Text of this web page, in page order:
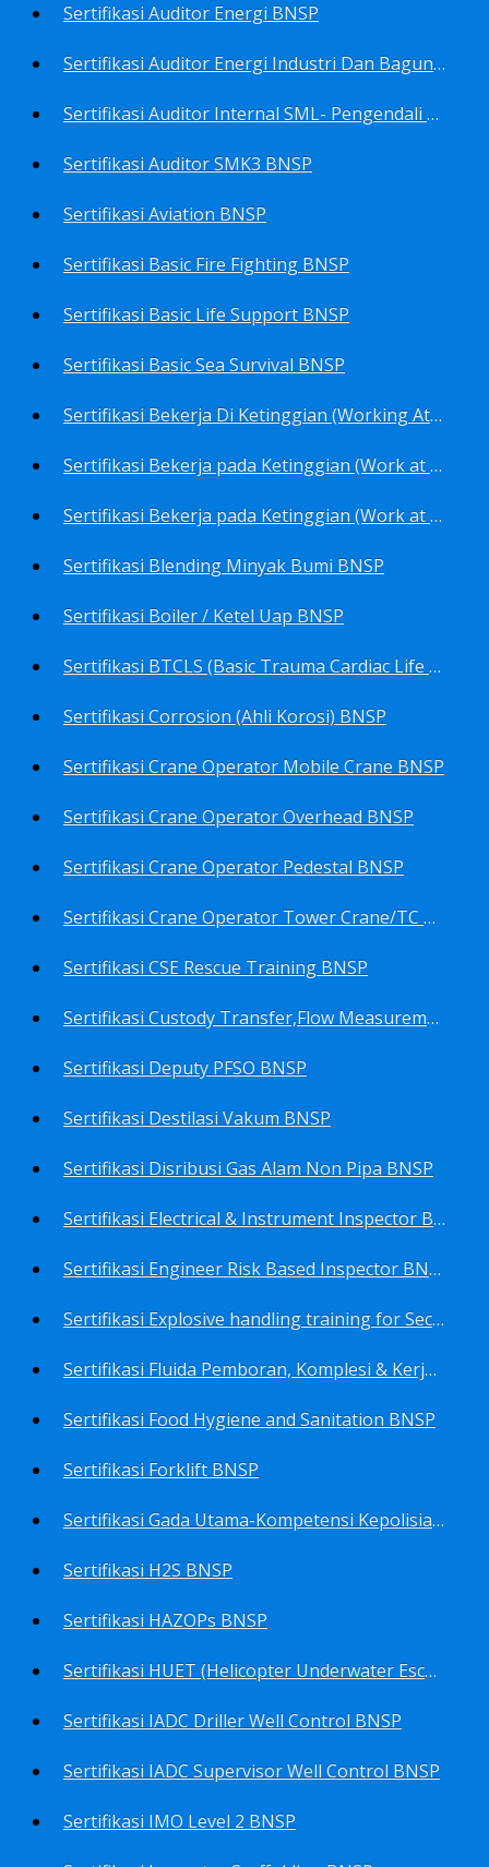
Sertifikasi Auditor Energi BNSP
Sertifikasi Auditor Energi Industri Dan Bagunan Gedung BNSP
Sertifikasi Auditor Internal SML- Pengendali Dan Penerapan SML- Perencana SML- Manajer SML- Pengendali Dokumen SML BNSP
Sertifikasi Auditor SMK3 BNSP
Sertifikasi Aviation BNSP
Sertifikasi Basic Fire Fighting BNSP
Sertifikasi Basic Life Support BNSP
Sertifikasi Basic Sea Survival BNSP
Sertifikasi Bekerja Di Ketinggian (Working At Height) BNSP
Sertifikasi Bekerja pada Ketinggian (Work at Height)-Competency person (TKPK-TK3) BNSP
Sertifikasi Bekerja pada Ketinggian (Work at Height)-Pekerja/Standby Person (TKBT-TK2) BNSP
Sertifikasi Blending Minyak Bumi BNSP
Sertifikasi Boiler / Ketel Uap BNSP
Sertifikasi BTCLS (Basic Trauma Cardiac Life Support) BNSP
Sertifikasi Corrosion (Ahli Korosi) BNSP
Sertifikasi Crane Operator Mobile Crane BNSP
Sertifikasi Crane Operator Overhead BNSP
Sertifikasi Crane Operator Pedestal BNSP
Sertifikasi Crane Operator Tower Crane/TC BNSP
Sertifikasi CSE Rescue Training BNSP
Sertifikasi Custody Transfer,Flow Measurement&Flow Meter (Harga Khusus) BNSP
Sertifikasi Deputy PFSO BNSP
Sertifikasi Destilasi Vakum BNSP
Sertifikasi Disribusi Gas Alam Non Pipa BNSP
Sertifikasi Electrical & Instrument Inspector BNSP
Sertifikasi Engineer Risk Based Inspector BNSP
Sertifikasi Explosive handling training for Security staffs BNSP
Sertifikasi Fluida Pemboran, Komplesi & Kerja Ulang Sumur BNSP
Sertifikasi Food Hygiene and Sanitation BNSP
Sertifikasi Forklift BNSP
Sertifikasi Gada Utama-Kompetensi Kepolisian Terbatas Sektor Industri Migas BNSP
Sertifikasi H2S BNSP
Sertifikasi HAZOPs BNSP
Sertifikasi HUET (Helicopter Underwater Escape Training) BNSP
Sertifikasi IADC Driller Well Control BNSP
Sertifikasi IADC Supervisor Well Control BNSP
Sertifikasi IMO Level 2 BNSP